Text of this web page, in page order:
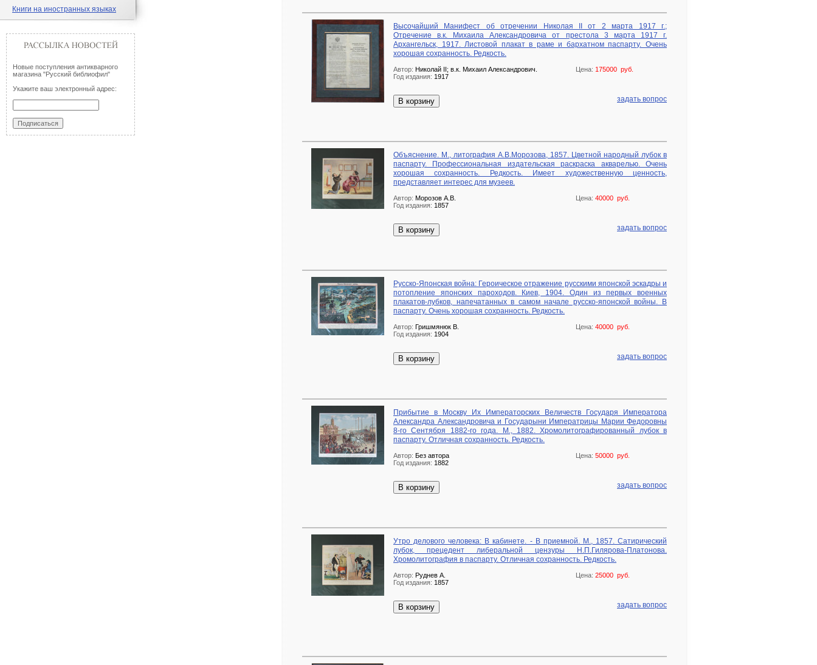
Книги на иностранных языках
Новые поступления антикварного
магазина "Русский библиофил"
Укажите ваш электронный адрес:
Высочайший Манифест об отречении Николая II от 2 марта 1917 г.;
Отречение в.к. Михаила Александровича от престола 3 марта 1917 г.
Архангельск, 1917. Листовой плакат в раме и бархатном паспарту. Очень
хорошая сохранность. Редкость.
Цена: 175000 руб.
Автор: Николай II; в.к. Михаил Александрович.
Год издания: 1917
В корзину задать вопрос
Объяснение. М., литография А.В.Морозова, 1857. Цветной народный лубок в
паспарту. Профессиональная издательская раскраска акварелью. Очень
хорошая сохранность. Редкость. Имеет художественную ценность,
представляет интерес для музеев.
Цена: 40000 руб.
Автор: Морозов А.В.
Год издания: 1857
В корзину задать вопрос
Русско-Японская война: Героическое отражение русскими японской эскадры и
потопление японских пароходов. Киев, 1904. Один из первых военных
плакатов-лубков, напечатанных в самом начале русско-японской войны. В
паспарту. Очень хорошая сохранность. Редкость.
Цена: 40000 руб.
Автор: Гришмянюк В.
Год издания: 1904
В корзину задать вопрос
Прибытие в Москву Их Императорских Величеств Государя Императора
Александра Александровича и Государыни Императрицы Марии Федоровны
8-го Сентября 1882-го года. М., 1882. Хромолитографированный лубок в
паспарту. Отличная сохранность. Редкость.
Цена: 50000 руб.
Автор: Без автора
Год издания: 1882
В корзину задать вопрос
Утро делового человека: В кабинете. - В приемной. М., 1857. Сатирический
лубок, прецедент либеральной цензуры Н.П.Гилярова-Платонова.
Хромолитография в паспарту. Отличная сохранность. Редкость.
Цена: 25000 руб.
Автор: Руднев А.
Год издания: 1857
В корзину задать вопрос